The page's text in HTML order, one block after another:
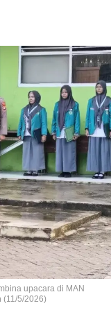
upacara di MAN
(11/5/2026)